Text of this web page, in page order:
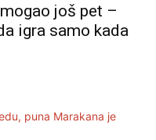
još pet –
igra samo kada